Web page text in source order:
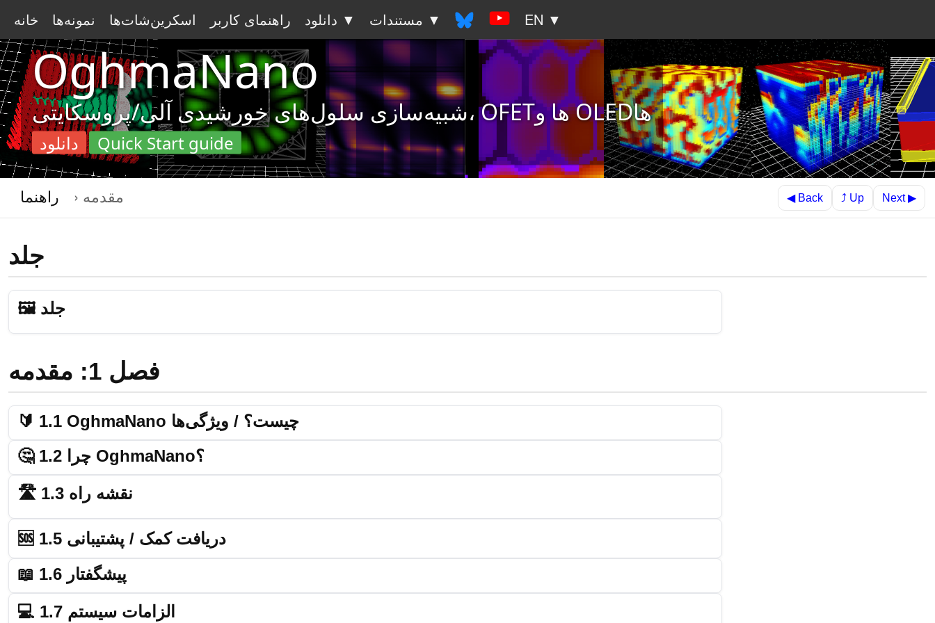
خانه نمونه‌ها اسکرین‌شات‌ها راهنمای کاربر دانلود ▼ مستندات ▼ EN ▼
OghmaNano
شبیه‌سازی سلول‌های خورشیدی آلی/پروسکایتی، OFETها و OLEDها
دانلود Quick Start guide
راهنما مقدمه ◀ Back ⤴ Up Next ▶
جلد
🖼️ جلد
فصل 1: مقدمه
🔰 1.1 OghmaNano چیست؟ / ویژگی‌ها
🤔 1.2 چرا OghmaNano؟
🛣️ 1.3 نقشه راه
🆘 1.5 دریافت کمک / پشتیبانی
📖 1.6 پیشگفتار
💻 1.7 الزامات سیستم